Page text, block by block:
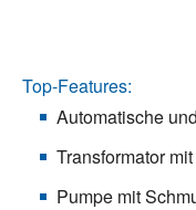
Top-Features:
Automatische
Transformator
Pumpe mit